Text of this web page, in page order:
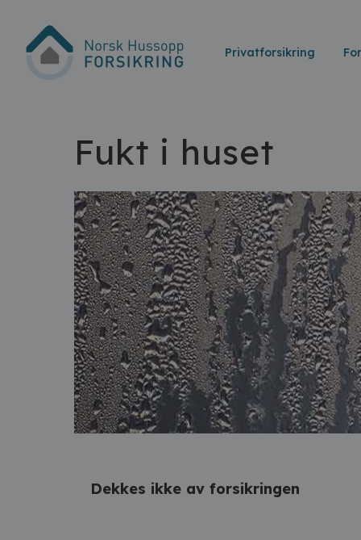
Privatforsikring
Fukt i huset
Dekkes ikke av forsikringen